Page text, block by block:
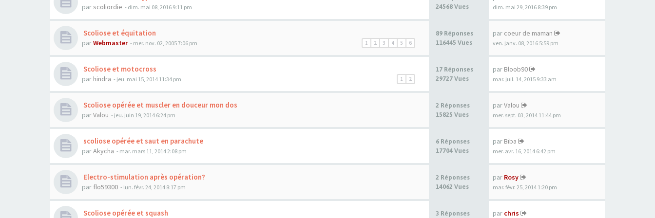
par scoliordie - dim. mai 08, 2016 9:11 pm
24568 Vues
dim. mai 29, 2016 8:39 pm
Scoliose et équitation
1 2 3 4 5 6
parWebmaster - mer. nov. 02, 2005 7:06 pm
89 Réponses
116445 Vues
par coeur de maman
ven. janv. 08, 2016 5:59 pm
Scoliose et motocross
1 2
par hindra - jeu. mai 15, 2014 11:34 pm
17 Réponses
29727 Vues
par Bloob90
mar. juil. 14, 2015 9:33 am
Scoliose opérée et muscler en douceur mon dos
parValou - jeu. juin 19, 2014 6:24 pm
2 Réponses
15825 Vues
parValou
mer. sept. 03, 2014 11:44 pm
scoliose opérée et saut en parachute
parAkycha - mar. mars 11, 2014 2:08 pm
6 Réponses
17704 Vues
par Biba
mer. avr. 16, 2014 6:42 pm
Electro-stimulation après opération?
par flo59300 - lun. févr. 24, 2014 8:17 pm
2 Réponses
14062 Vues
par Rosy
mar. févr. 25, 2014 1:20 pm
Scoliose opérée et squash 3 Réponses par chris